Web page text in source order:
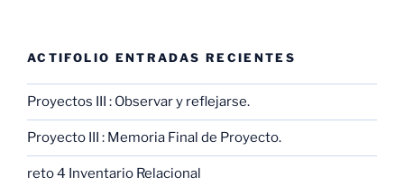
ACTIFOLIO ENTRADAS RECIENTES
Proyectos III : Observar y reflejarse.
Proyecto III : Memoria Final de Proyecto.
reto 4 Inventario Relacional